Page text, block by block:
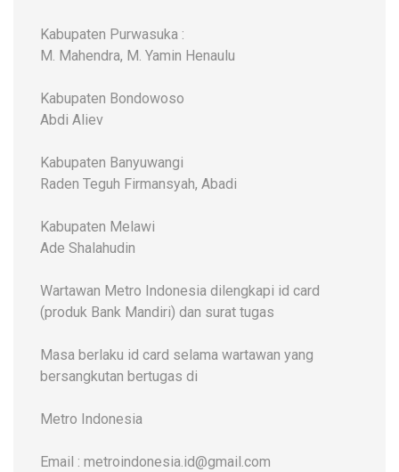
Kabupaten Purwasuka :
M. Mahendra, M. Yamin Henaulu
Kabupaten Bondowoso
Abdi Aliev
Kabupaten Banyuwangi
Raden Teguh Firmansyah, Abadi
Kabupaten Melawi
Ade Shalahudin
Wartawan Metro Indonesia dilengkapi id card
(produk Bank Mandiri) dan surat tugas
Masa berlaku id card selama wartawan yang
bersangkutan bertugas di
Metro Indonesia
Email : metroindonesia.id@gmail.com